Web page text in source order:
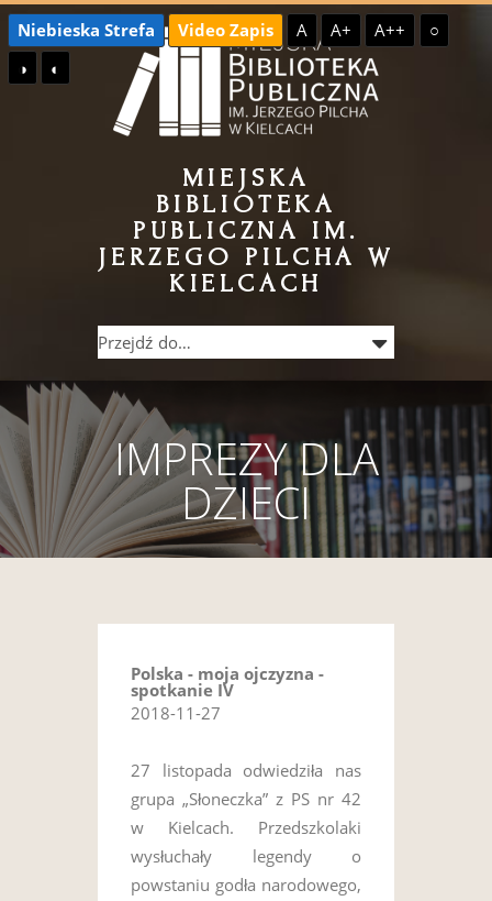
Przejdź
do
treści
Przejdź
do
menu
Niebieska Strefa Video Zapis A A+ A++
○
◑
◐
MIEJSKA
BIBLIOTEKA
PUBLICZNA IM.
JERZEGO PILCHA W
KIELCACH
IMPREZY DLA
DZIECI
Polska - moja ojczyzna -
spotkanie IV
2018-11-27
27 listopada odwiedziła nas
grupa „Słoneczka” z PS nr 42
w Kielcach. Przedszkolaki
wysłuchały legendy o
powstaniu godła narodowego,